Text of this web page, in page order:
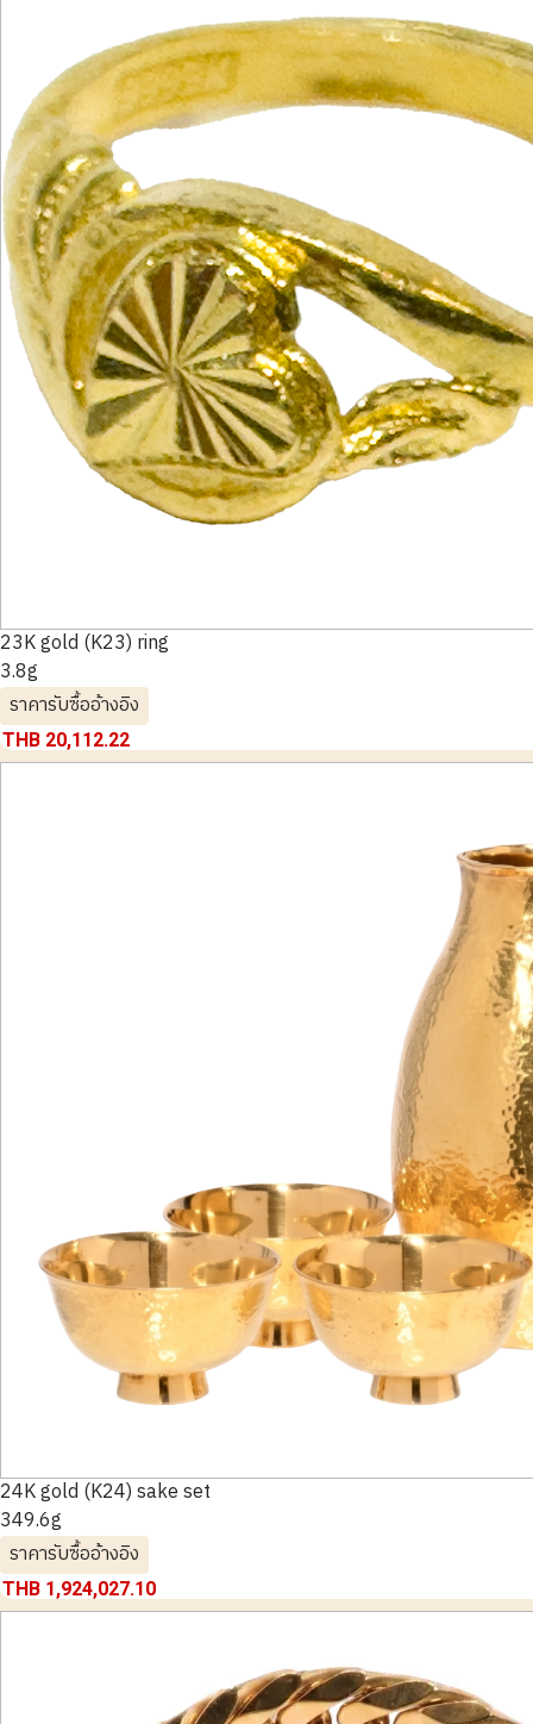
23K gold (K23) ring
3.8g
ราคารับซื้ออ้างอิง
THB 20,112.22
24K gold (K24) sake set
349.6g
ราคารับซื้ออ้างอิง
THB 1,924,027.10